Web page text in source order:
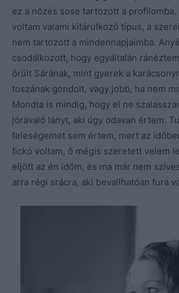
ez a nőzés sose tartozott a profilomba.
voltam valami kitárulkozó típus, a
nem tartozott a mindennapjaimba.
csodálkozott, hogy egyáltalán
örült Sárának, mint gyerek a
toszának gondolt, vagy jobb, ha nem
Mondta is mindig, hogy el ne
jóravaló lányt, aki úgy odavan értem.
feleségemet sem értem, mert az
fickó voltam, ő mégis szeretett velem
eljött az én időm, és ma már nem
arra régi srácra, aki bevallhatóan fura